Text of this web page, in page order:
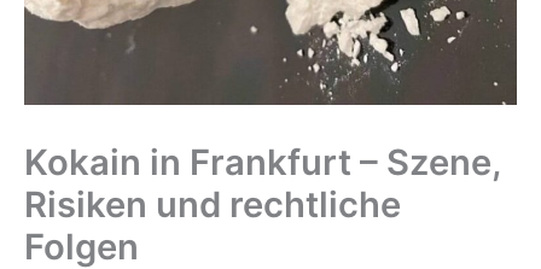
Kokain in Frankfurt – Szene,
Risiken und rechtliche
Folgen